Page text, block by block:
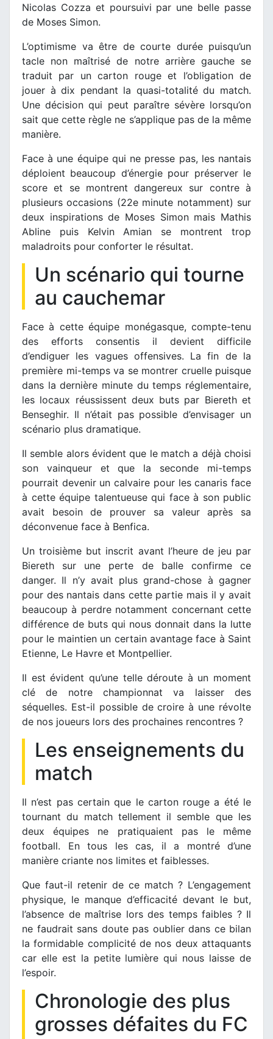
Nicolas Cozza et poursuivi par une belle passe
de Moses Simon.
L’optimisme va être de courte durée puisqu’un
tacle non maîtrisé de notre arrière gauche se
traduit par un carton rouge et l’obligation de
jouer à dix pendant la quasi-totalité du match.
Une décision qui peut paraître sévère lorsqu’on
sait que cette règle ne s’applique pas de la même
manière.
Face à une équipe qui ne presse pas, les nantais
déploient beaucoup d’énergie pour préserver le
score et se montrent dangereux sur contre à
plusieurs occasions (22e minute notamment) sur
deux inspirations de Moses Simon mais Mathis
Abline puis Kelvin Amian se montrent trop
maladroits pour conforter le résultat.
Un scénario qui tourne
au cauchemar
Face à cette équipe monégasque, compte-tenu
des efforts consentis il devient difficile
d’endiguer les vagues offensives. La fin de la
première mi-temps va se montrer cruelle puisque
dans la dernière minute du temps réglementaire,
les locaux réussissent deux buts par Biereth et
Benseghir. Il n’était pas possible d’envisager un
scénario plus dramatique.
Il semble alors évident que le match a déjà choisi
son vainqueur et que la seconde mi-temps
pourrait devenir un calvaire pour les canaris face
à cette équipe talentueuse qui face à son public
avait besoin de prouver sa valeur après sa
déconvenue face à Benfica.
Un troisième but inscrit avant l’heure de jeu par
Biereth sur une perte de balle confirme ce
danger. Il n’y avait plus grand-chose à gagner
pour des nantais dans cette partie mais il y avait
beaucoup à perdre notamment concernant cette
différence de buts qui nous donnait dans la lutte
pour le maintien un certain avantage face à Saint
Etienne, Le Havre et Montpellier.
Il est évident qu’une telle déroute à un moment
clé de notre championnat va laisser des
séquelles. Est-il possible de croire à une révolte
de nos joueurs lors des prochaines rencontres ?
Les enseignements du
match
Il n’est pas certain que le carton rouge a été le
tournant du match tellement il semble que les
deux équipes ne pratiquaient pas le même
football. En tous les cas, il a montré d’une
manière criante nos limites et faiblesses.
Que faut-il retenir de ce match ? L’engagement
physique, le manque d’efficacité devant le but,
l’absence de maîtrise lors des temps faibles ? Il
ne faudrait sans doute pas oublier dans ce bilan
la formidable complicité de nos deux attaquants
car elle est la petite lumière qui nous laisse de
l’espoir.
Chronologie des plus
grosses défaites du FC